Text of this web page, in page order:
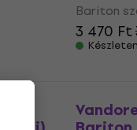
Bariton
3 470 Ft
Készleten